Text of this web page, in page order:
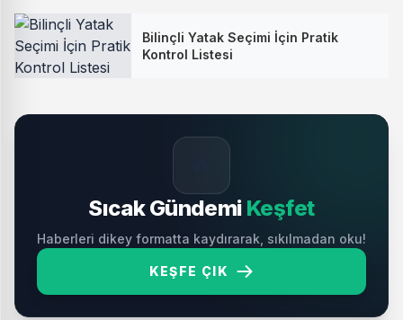
Bilinçli Yatak Seçimi İçin Pratik
Kontrol Listesi
Sıcak Gündemi Keşfet
Haberleri dikey formatta kaydırarak, sıkılmadan oku!
KEŞFE ÇIK